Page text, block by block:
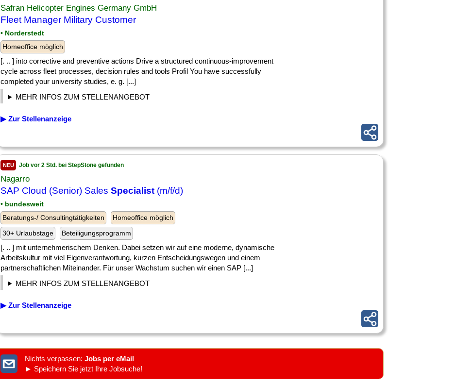
Safran Helicopter Engines Germany GmbH
Fleet Manager Military Customer
• Norderstedt
Homeoffice möglich
[. .. ] into corrective and preventive actions Drive a structured continuous-improvement
cycle across fleet processes, decision rules and tools Profil You have successfully
completed your university studies, e. g. [...]
MEHR INFOS ZUM STELLENANGEBOT
▶ Zur Stellenanzeige
NEU Job vor 2 Std. bei StepStone gefunden
Nagarro
SAP Cloud (Senior) Sales Specialist (m/f/d)
• bundesweit
Beratungs-/ Consultingtätigkeiten
Homeoffice möglich
30+ Urlaubstage
Beteiligungsprogramm
[. .. ] mit unternehmerischem Denken. Dabei setzen wir auf eine moderne, dynamische
Arbeitskultur mit viel Eigenverantwortung, kurzen Entscheidungswegen und einem
partnerschaftlichen Miteinander. Für unser Wachstum suchen wir einen SAP [...]
MEHR INFOS ZUM STELLENANGEBOT
▶ Zur Stellenanzeige
Nichts verpassen: Jobs per eMail
► Speichern Sie jetzt Ihre Jobsuche!